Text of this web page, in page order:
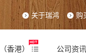
关于瑞鸿 购
香港） 公司资讯